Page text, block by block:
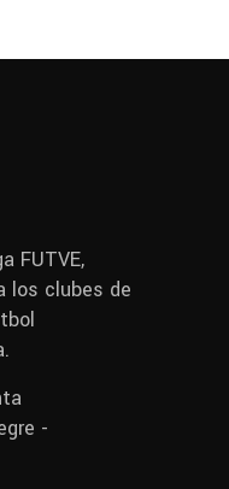
FUTVE,
los clubes de
-